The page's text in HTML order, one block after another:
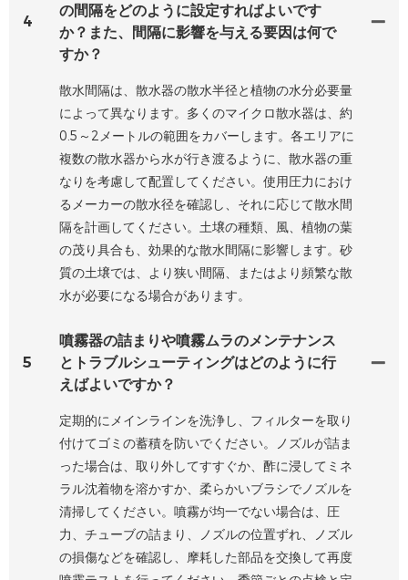
4
の間隔をどのように設定すればよいです
か？また、間隔に影響を与える要因は何で
すか？
散水間隔は、散水器の散水半径と植物の水分必要量
によって異なります。多くのマイクロ散水器は、約
0.5～2メートルの範囲をカバーします。各エリアに
複数の散水器から水が行き渡るように、散水器の重
なりを考慮して配置してください。使用圧力におけ
るメーカーの散水径を確認し、それに応じて散水間
隔を計画してください。土壌の種類、風、植物の葉
の茂り具合も、効果的な散水間隔に影響します。砂
質の土壌では、より狭い間隔、またはより頻繁な散
水が必要になる場合があります。
5
噴霧器の詰まりや噴霧ムラのメンテナンス
とトラブルシューティングはどのように行
えばよいですか？
定期的にメインラインを洗浄し、フィルターを取り
付けてゴミの蓄積を防いでください。ノズルが詰ま
った場合は、取り外してすすぐか、酢に浸してミネ
ラル沈着物を溶かすか、柔らかいブラシでノズルを
清掃してください。噴霧が均一でない場合は、圧
力、チューブの詰まり、ノズルの位置ずれ、ノズル
の損傷などを確認し、摩耗した部品を交換して再度